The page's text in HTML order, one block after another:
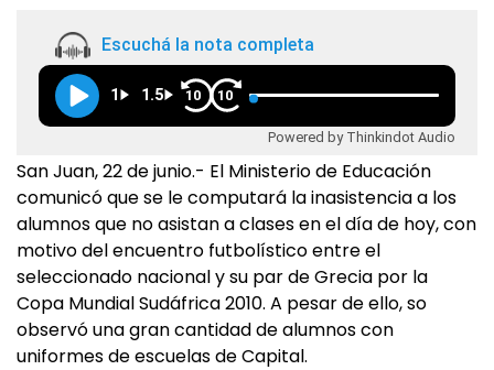
Escuchá la nota completa
1 1.5 10 10
Powered by Thinkindot Audio
San Juan, 22 de junio.- El Ministerio de Educación
comunicó que se le computará la inasistencia a los
alumnos que no asistan a clases en el día de hoy, con
motivo del encuentro futbolístico entre el
seleccionado nacional y su par de Grecia por la
Copa Mundial Sudáfrica 2010. A pesar de ello, so
observó una gran cantidad de alumnos con
uniformes de escuelas de Capital.